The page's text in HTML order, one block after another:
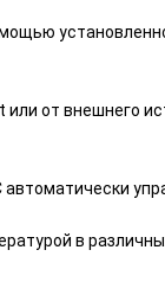
от внешнего
в